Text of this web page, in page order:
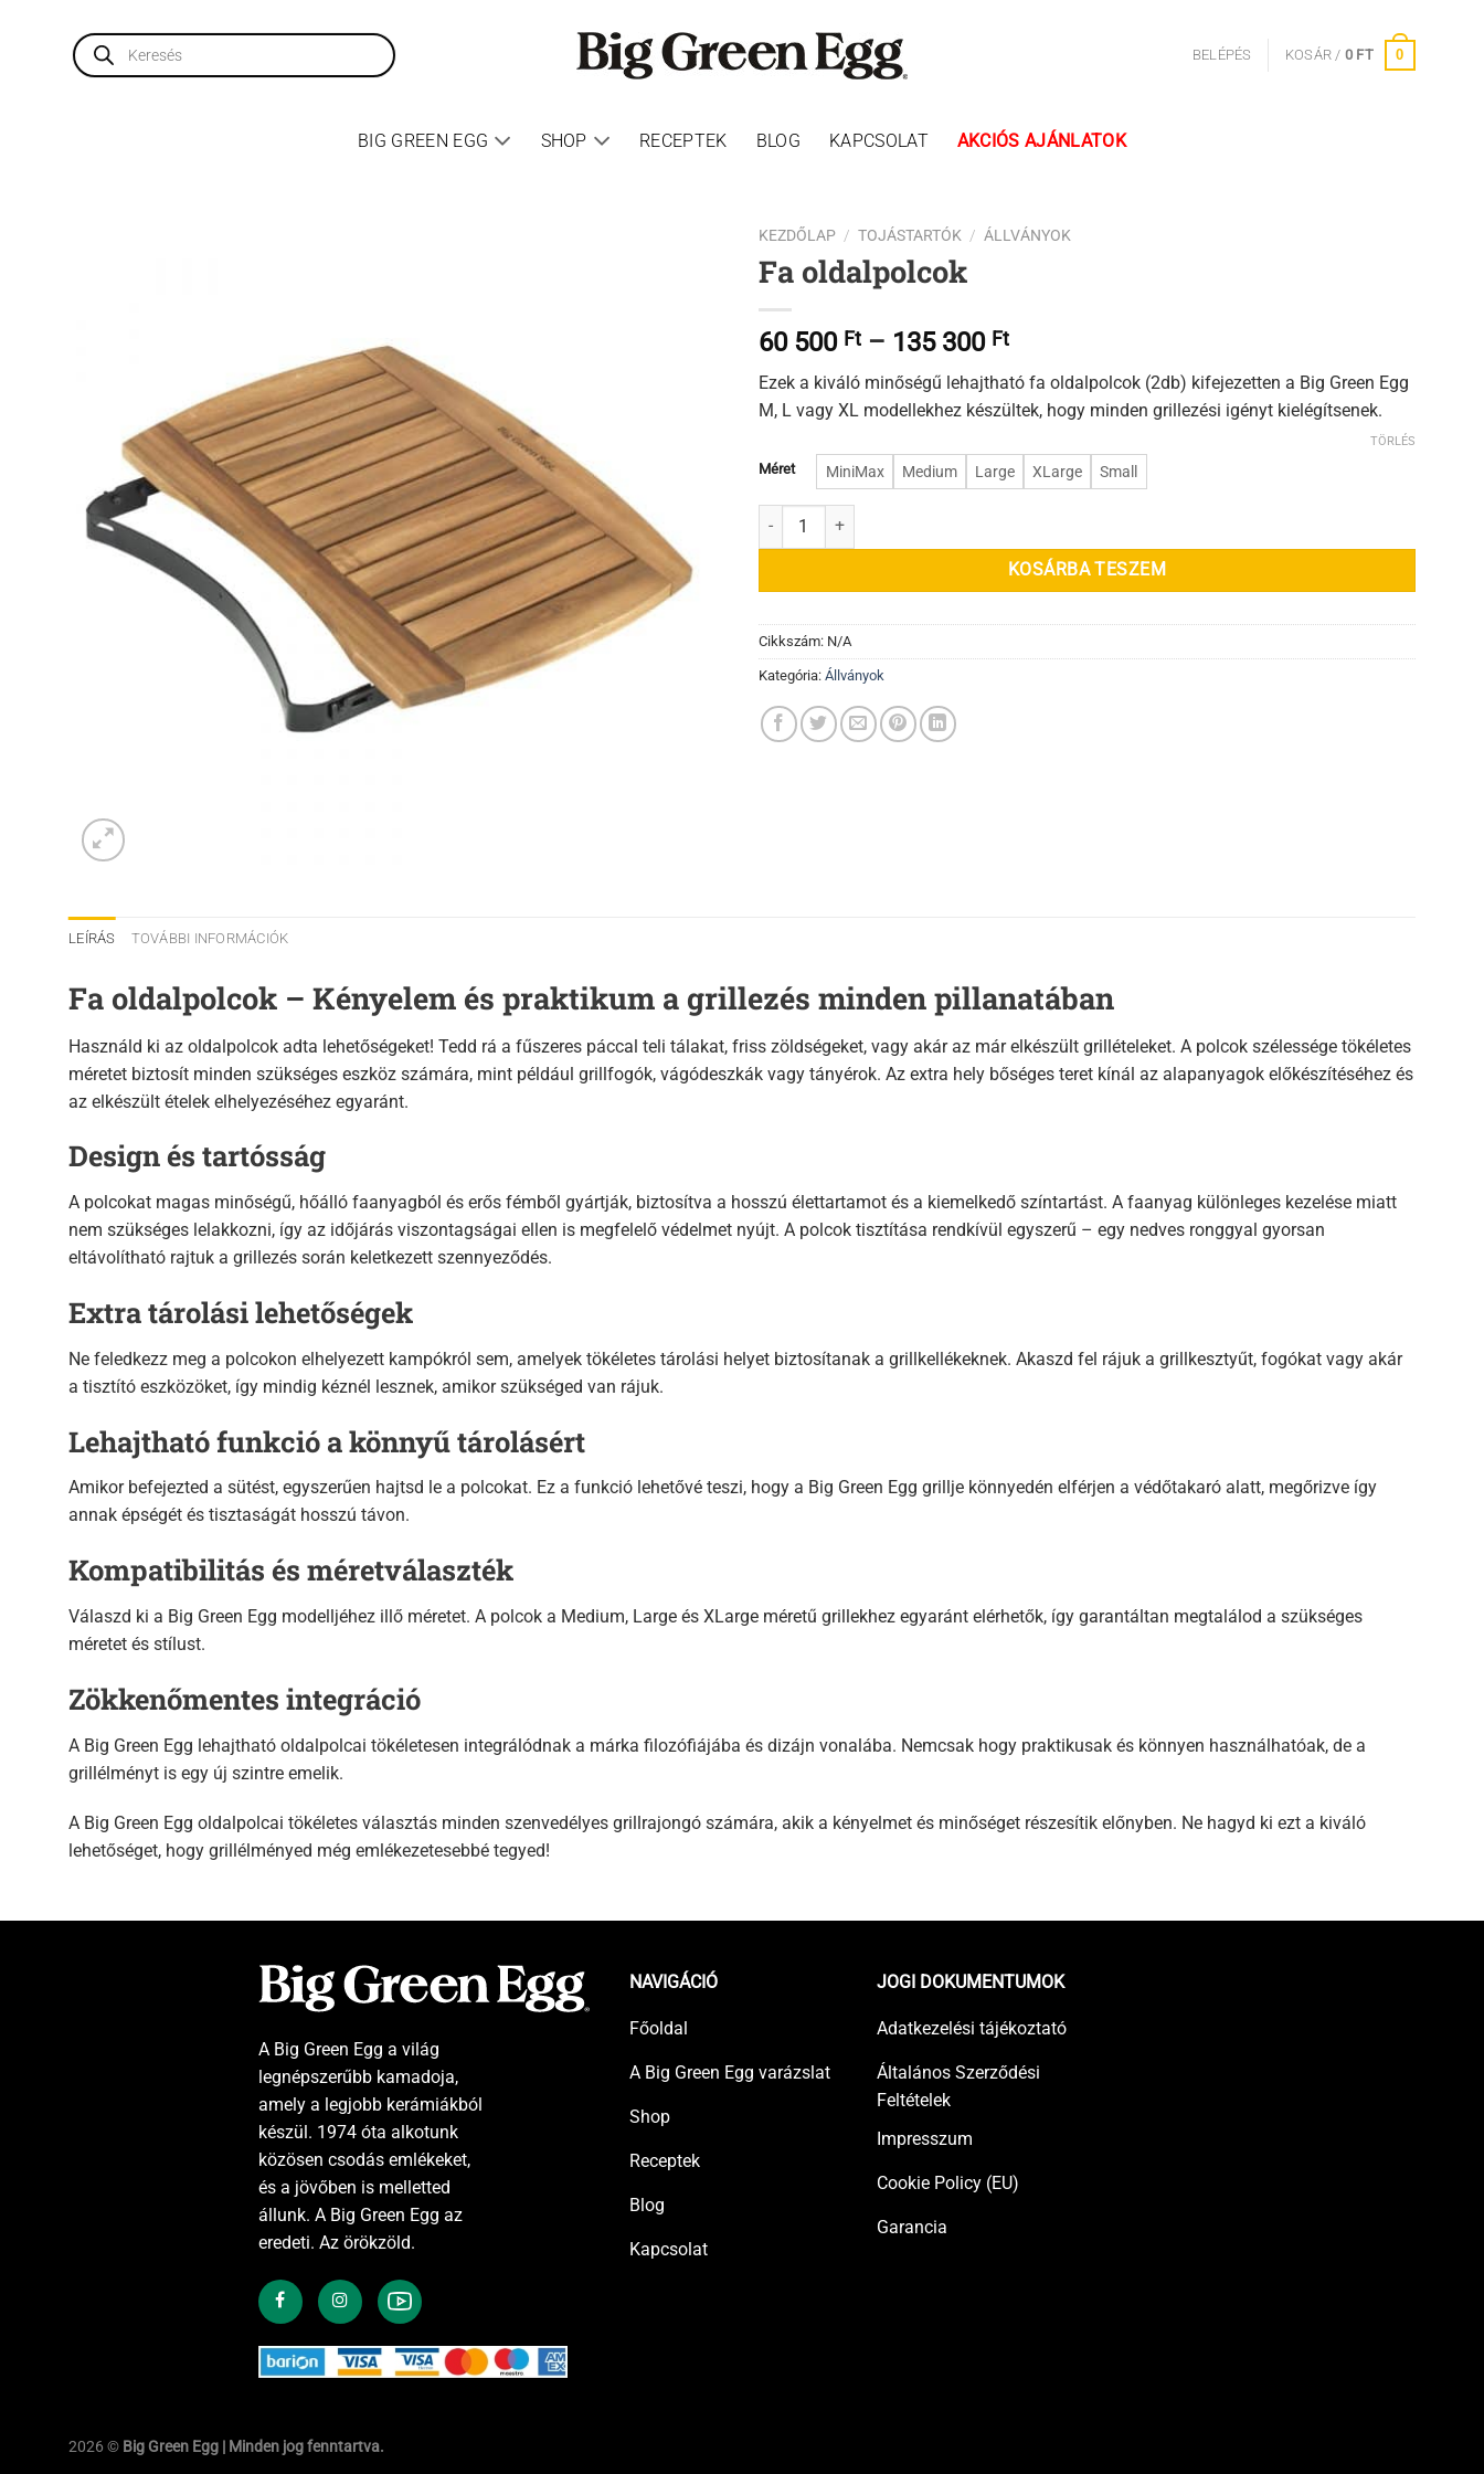
Products
search
BELÉPÉS KOSÁR / 0 FT 0
BIG GREEN EGG SHOP RECEPTEK BLOG KAPCSOLAT AKCIÓS AJÁNLATOK
KEZDŐLAP / TOJÁSTARTÓK / ÁLLVÁNYOK
Fa oldalpolcok
60 500 Ft – 135 300 FtÁrtartomány:
60
500 Ft
-
135
300 Ft
Ezek a kiváló minőségű lehajtható fa oldalpolcok (2db) kifejezetten a Big Green Egg
M, L vagy XL modellekhez készültek, hogy minden grillezési igényt kielégítsenek.
Méret MiniMax Medium Large XLarge Small
TÖRLÉS
Fa oldalpolcok mennyiség
KOSÁRBA TESZEM
Cikkszám: N/A
Kategória: Állványok
LEÍRÁS TOVÁBBI INFORMÁCIÓK
Fa oldalpolcok – Kényelem és praktikum a grillezés minden pillanatában
Használd ki az oldalpolcok adta lehetőségeket! Tedd rá a fűszeres páccal teli tálakat, friss zöldségeket, vagy akár az már elkészült grillételeket. A polcok szélessége tökéletes
méretet biztosít minden szükséges eszköz számára, mint például grillfogók, vágódeszkák vagy tányérok. Az extra hely bőséges teret kínál az alapanyagok előkészítéséhez és
az elkészült ételek elhelyezéséhez egyaránt.
Design és tartósság
A polcokat magas minőségű, hőálló faanyagból és erős fémből gyártják, biztosítva a hosszú élettartamot és a kiemelkedő színtartást. A faanyag különleges kezelése miatt
nem szükséges lelakkozni, így az időjárás viszontagságai ellen is megfelelő védelmet nyújt. A polcok tisztítása rendkívül egyszerű – egy nedves ronggyal gyorsan
eltávolítható rajtuk a grillezés során keletkezett szennyeződés.
Extra tárolási lehetőségek
Ne feledkezz meg a polcokon elhelyezett kampókról sem, amelyek tökéletes tárolási helyet biztosítanak a grillkellékeknek. Akaszd fel rájuk a grillkesztyűt, fogókat vagy akár
a tisztító eszközöket, így mindig kéznél lesznek, amikor szükséged van rájuk.
Lehajtható funkció a könnyű tárolásért
Amikor befejezted a sütést, egyszerűen hajtsd le a polcokat. Ez a funkció lehetővé teszi, hogy a Big Green Egg grillje könnyedén elférjen a védőtakaró alatt, megőrizve így
annak épségét és tisztaságát hosszú távon.
Kompatibilitás és méretválaszték
Válaszd ki a Big Green Egg modelljéhez illő méretet. A polcok a Medium, Large és XLarge méretű grillekhez egyaránt elérhetők, így garantáltan megtalálod a szükséges
méretet és stílust.
Zökkenőmentes integráció
A Big Green Egg lehajtható oldalpolcai tökéletesen integrálódnak a márka filozófiájába és dizájn vonalába. Nemcsak hogy praktikusak és könnyen használhatóak, de a
grillélményt is egy új szintre emelik.
A Big Green Egg oldalpolcai tökéletes választás minden szenvedélyes grillrajongó számára, akik a kényelmet és minőséget részesítik előnyben. Ne hagyd ki ezt a kiváló
lehetőséget, hogy grillélményed még emlékezetesebbé tegyed!
A Big Green Egg a világ
legnépszerűbb kamadoja,
amely a legjobb kerámiákból
készül. 1974 óta alkotunk
közösen csodás emlékeket,
és a jövőben is melletted
állunk. A Big Green Egg az
eredeti. Az örökzöld.
NAVIGÁCIÓ
Főoldal
A Big Green Egg varázslat
Shop
Receptek
Blog
Kapcsolat
JOGI DOKUMENTUMOK
Adatkezelési tájékoztató
Általános Szerződési
Feltételek
Impresszum
Cookie Policy (EU)
Garancia
2026 © Big Green Egg | Minden jog fenntartva.